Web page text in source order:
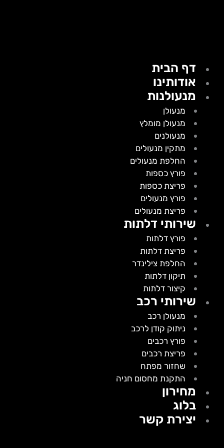
דף הבית
אודותינו
מנעולנות
מנעולן
מנעולן מומלץ
מנעולנים
מתקין מנעולים
החלפת מנעולים
פורץ כספות
פריצת כספות
פורץ מנעולים
פריצת מנעולים
שירותי דלתות
פורץ דלתות
פריצת דלתות
החלפת צילינדר
תיקון דלתות
קיצור דלתות
שירותי רכב
מנעולן רכב
ניתוק קודן לרכב
פורץ רכבים
פריצת רכבים
שחזור מפתח
התקנת מחסום חניה
מחירון
בלוג
יצירת קשר